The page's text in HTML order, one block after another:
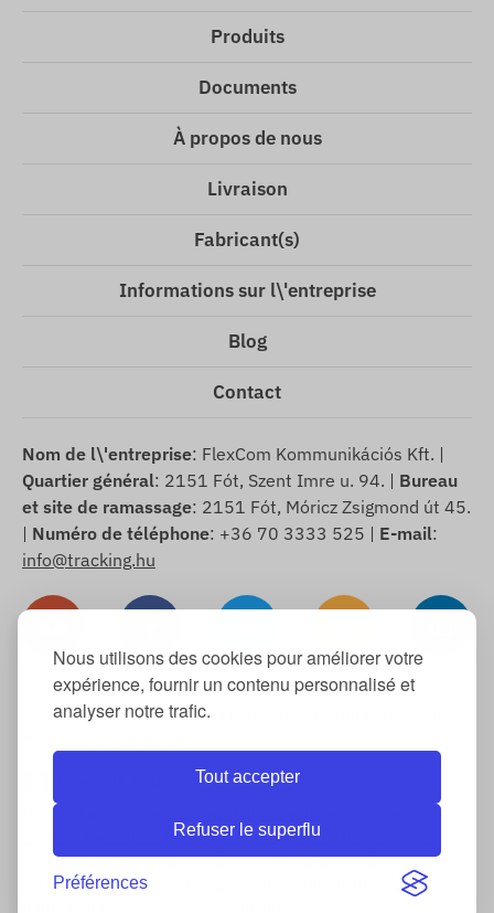
Nous utilisons des cookies pour améliorer votre
expérience, fournir un contenu personnalisé et
analyser notre trafic.
Tout accepter
Refuser le superflu
Préférences
Produits
Documents
À propos de nous
Livraison
Fabricant(s)
Informations sur l\'entreprise
Blog
Contact
Nom de l\'entreprise: FlexCom Kommunikációs Kft. |
Quartier général: 2151 Fót, Szent Imre u. 94. | Bureau
et site de ramassage: 2151 Fót, Móricz Zsigmond út 45.
| Numéro de téléphone: +36 70 3333 525 | E-mail:
info@tracking.hu
Droits d\'auteur © 2025 FlexCom Communications Ltd.,
Informations sur les cookies
Mentions
Garantie légale et garantie commerciale
formulaire de rétractation-Droit de rétractation-Informations
sur la livraison-Conditions générales
Informations sur le